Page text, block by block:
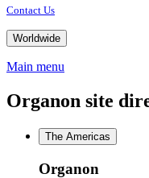
Contact Us
Worldwide
Main menu
Organon site
The Americas
Organon